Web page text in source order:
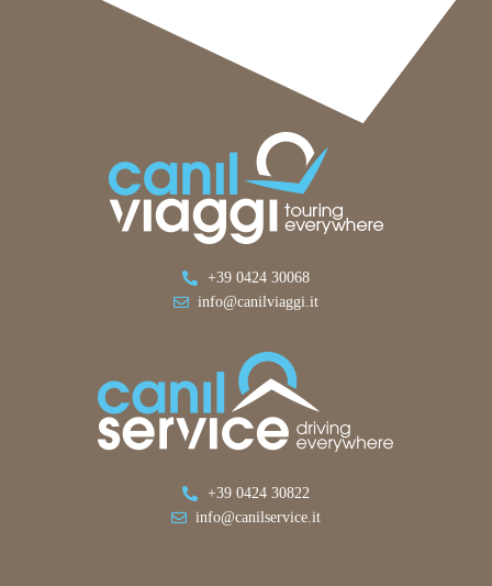
+39 0424 30068
info@canilviaggi.it
+39 0424 30822
info@canilservice.it